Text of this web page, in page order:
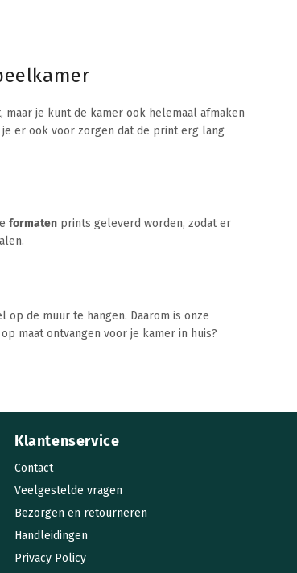
je kunt de kamer ook helemaal afmaken
er ook voor zorgen dat de print erg lang
formaten prints geleverd worden, zodat er
de muur te hangen. Daarom is onze
maat ontvangen voor je kamer in huis?
Klantenservice
Contact
Veelgestelde vragen
Bezorgen en retourneren
Handleidingen
Privacy Policy